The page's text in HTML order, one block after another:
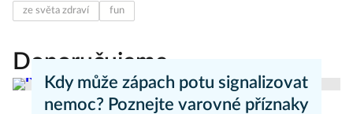
ze světa zdraví fun
Doporučujeme
Kdy může zápach potu signalizovat
nemoc? Poznejte varovné příznaky